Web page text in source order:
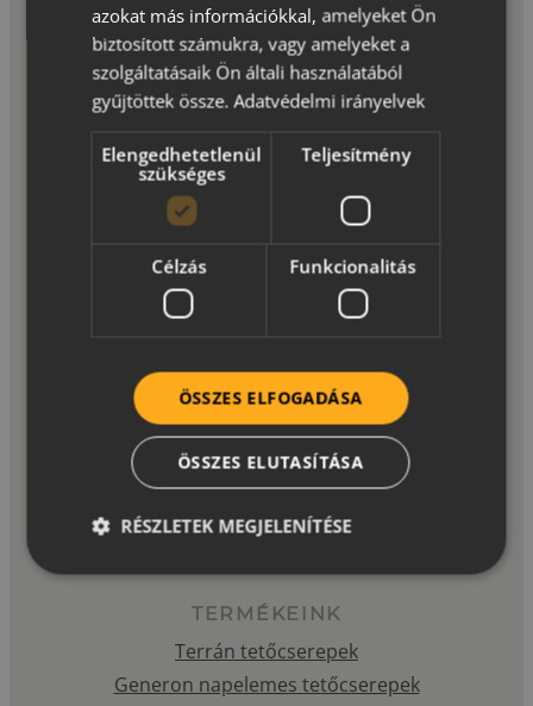
Green Stone Térkőgyártó Kft.
7630 Pécs, Engel János József utca 8.
+36 (69) 569 950
TERMÉKEINK
Terrán tetőcserepek
Generon napelemes tetőcserepek
azokat más információkkal, amelyeket Ön
biztosított számukra, vagy amelyeket a
szolgáltatásaik Ön általi használatából
gyűjtöttek össze.Adatvédelmi irányelvek
Elengedhetetlenül
szükséges
Teljesítmény
Célzás Funkcionalitás
ÖSSZES ELFOGADÁSA
ÖSSZES ELUTASÍTÁSA
RÉSZLETEK MEGJELENÍTÉSE